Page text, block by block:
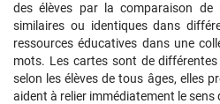
des élèves par la comparaison
similaires ou identiques dans
ressources éducatives dans une
mots. Les cartes sont de
selon les élèves de tous âges, elles
aident à relier immédiatement le sens